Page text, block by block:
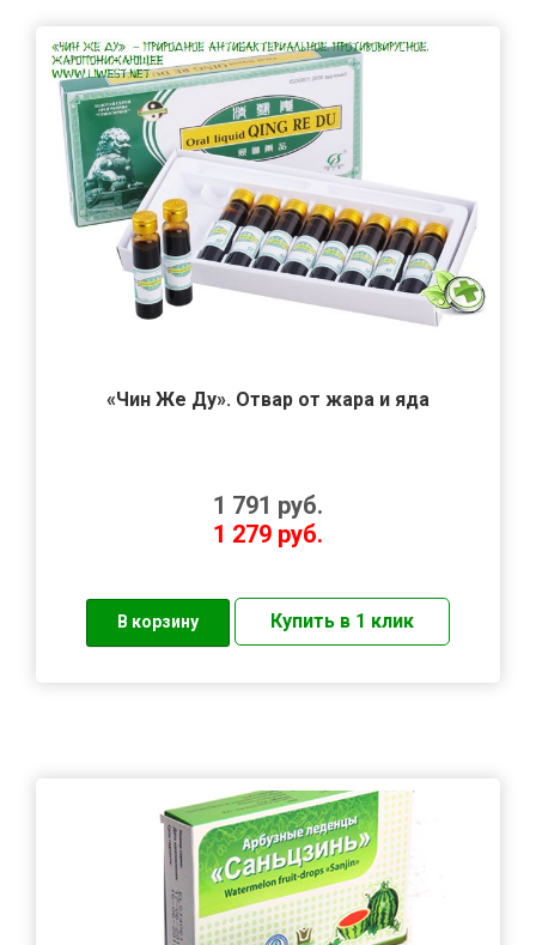
«Чин Же Ду». Отвар от жара и яда
1 791 руб.
1 279 руб.